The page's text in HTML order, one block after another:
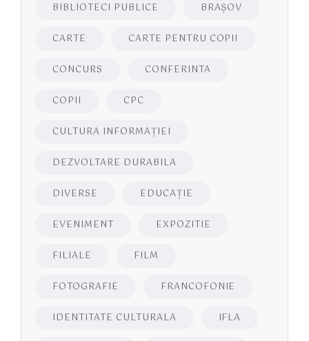
BIBLIOTECI PUBLICE BRAŞOV
CARTE CARTE PENTRU COPII
CONCURS CONFERINTA
COPII CPC
CULTURA INFORMAŢIEI
DEZVOLTARE DURABILA
DIVERSE EDUCAŢIE
EVENIMENT EXPOZITIE
FILIALE FILM
FOTOGRAFIE FRANCOFONIE
IDENTITATE CULTURALA IFLA